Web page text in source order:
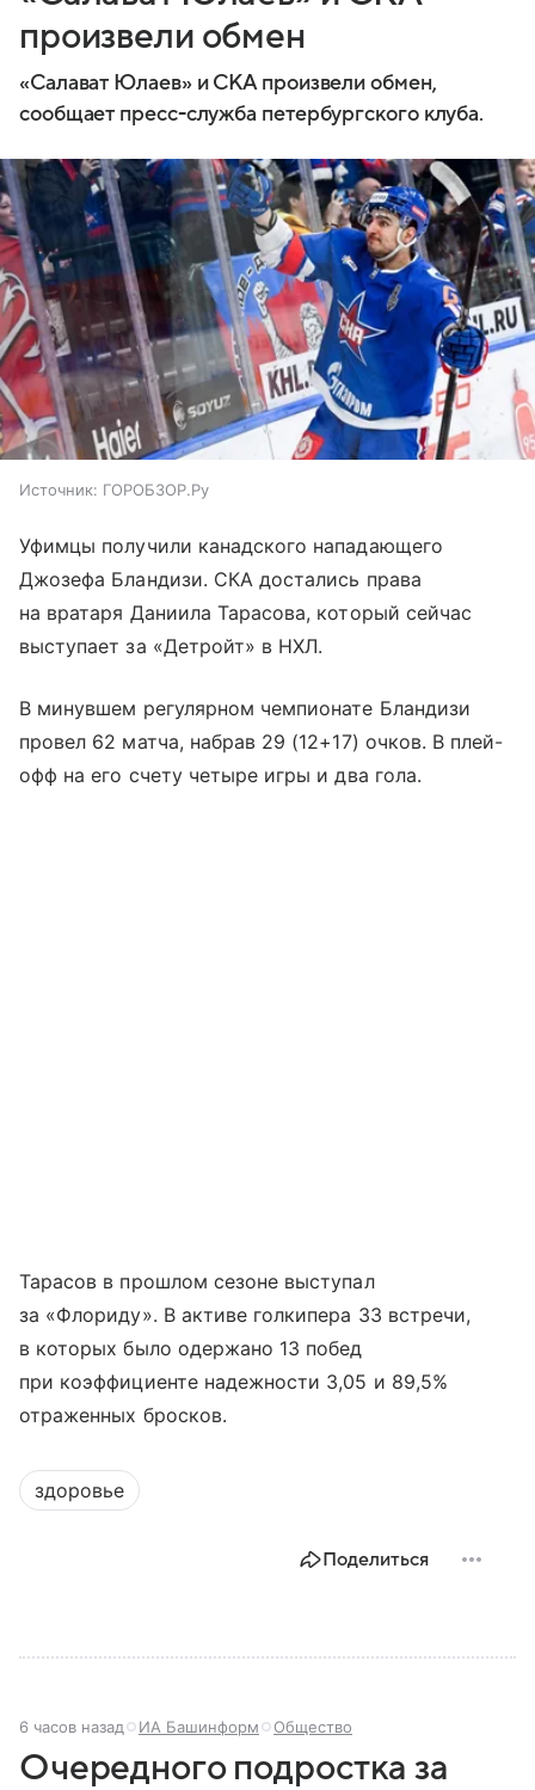
произвели обмен
«Салават Юлаев» и СКА произвели обмен,
сообщает пресс-служба петербургского клуба.
Источник: ГОРОБЗОР.Ру
Уфимцы получили канадского нападающего
Джозефа Бландизи. СКА достались права
на вратаря Даниила Тарасова, который сейчас
выступает за «Детройт» в НХЛ.
В минувшем регулярном чемпионате Бландизи
провел 62 матча, набрав 29 (12+17) очков. В плей-
офф на его счету четыре игры и два гола.
Тарасов в прошлом сезоне выступал
за «Флориду». В активе голкипера 33 встречи,
в которых было одержано 13 побед
при коэффициенте надежности 3,05 и 89,5%
отраженных бросков.
здоровье
Поделиться
6 часов назад ИА Башинформ Общество
Очередного подростка за